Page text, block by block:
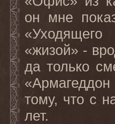
он мне
«жизой» -
да только
тому, что с
лет.